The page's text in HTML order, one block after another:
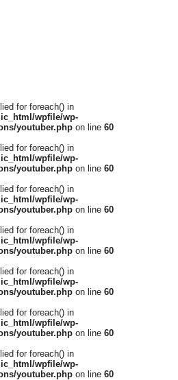
for foreach() in
wpfile/wp-
youtuber.php on line 60
for foreach() in
wpfile/wp-
youtuber.php on line 60
for foreach() in
wpfile/wp-
youtuber.php on line 60
for foreach() in
wpfile/wp-
youtuber.php on line 60
for foreach() in
wpfile/wp-
youtuber.php on line 60
for foreach() in
wpfile/wp-
youtuber.php on line 60
for foreach() in
wpfile/wp-
youtuber.php on line 60